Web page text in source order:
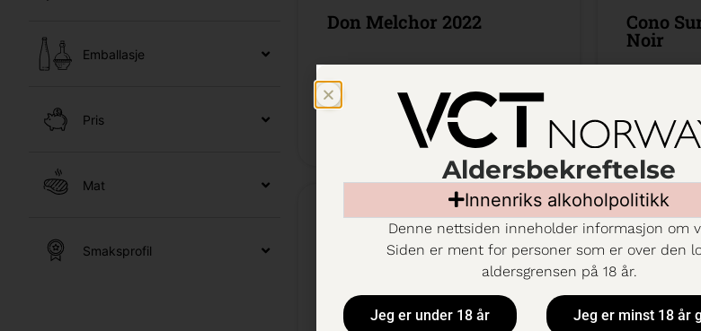
Emballasje
Pris
Mat
Smaksprofil
Don Melchor 2022
75 cl /
Kr 1299,90
Cono
Noir
Kr
Aldersbekreftelse
Innenriks alkoholpolitikk
Denne nettsiden inneholder informasjon om
Siden er ment for personer som er over den
aldersgrensen på 18 år.
Jeg er under 18 år Jeg er minst 18 år